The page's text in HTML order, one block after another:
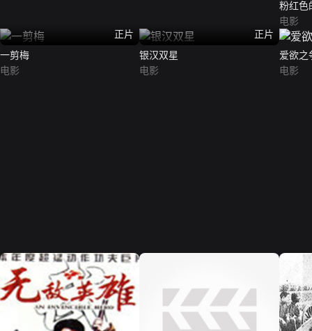
粉红色
电影
正片
一剪梅
电影
正片
银汉双星
电影
爱欲之
电影